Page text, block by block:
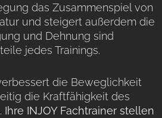
das Zusammenspiel von
und steigert außerdem die
und Dehnung sind
jedes Trainings.
die Beweglichkeit
die Kraftfähigkeit des
Ihre INJOY Fachtrainer stellen